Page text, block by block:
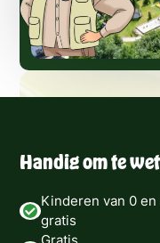
Handig om te
Kinderen van 0 en
gratis